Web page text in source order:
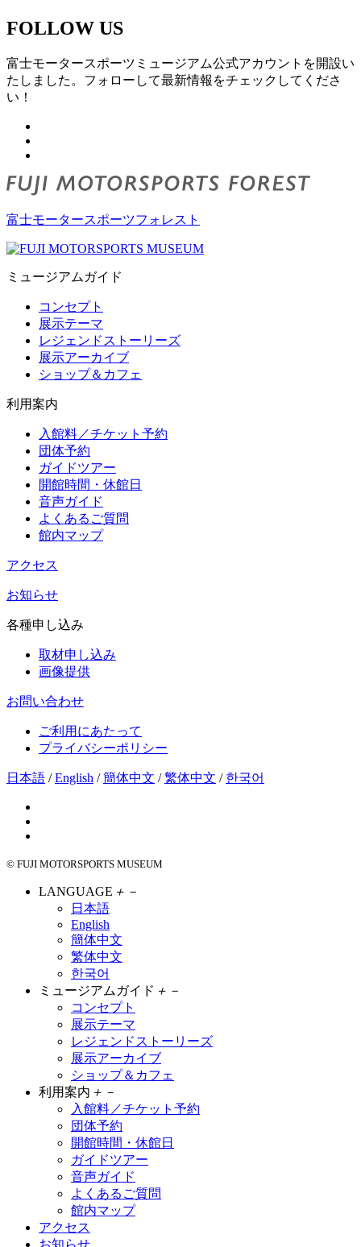
FOLLOW US
富士モータースポーツミュージアム公式アカウントを開設い
たしました。フォローして最新情報をチェックしてくださ
い！
富士モータースポーツフォレスト
ミュージアムガイド
コンセプト
展示テーマ
レジェンドストーリーズ
展示アーカイブ
ショップ＆カフェ
利用案内
入館料／チケット予約
団体予約
ガイドツアー
開館時間・休館日
音声ガイド
よくあるご質問
館内マップ
アクセス
お知らせ
各種申し込み
取材申し込み
画像提供
お問い合わせ
ご利用にあたって
プライバシーポリシー
日本語 /English /簡体中文 /繁体中文 / 한국어
© FUJI MOTORSPORTS MUSEUM
LANGUAGE ＋ －
日本語
English
簡体中文
繁体中文
한국어
ミュージアムガイド ＋ －
コンセプト
展示テーマ
レジェンドストーリーズ
展示アーカイブ
ショップ＆カフェ
利用案内 ＋ －
入館料／チケット予約
団体予約
開館時間・休館日
ガイドツアー
音声ガイド
よくあるご質問
館内マップ
アクセス